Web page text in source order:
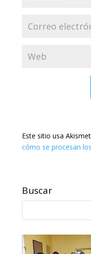
Este sitio usa
cómo se procesan
Buscar